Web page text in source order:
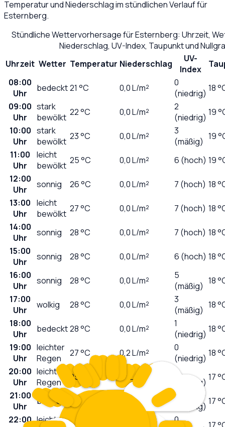
Temperatur und Niederschlag im stündlichen Verlauf für
Esternberg.
Stündliche Wettervorhersage fürEsternberg: Uhrzeit,
Niederschlag, UV-Index, Taupunkt und
Uhrzeit Wetter Temperatur Niederschlag
UV-
Index
08:00
Uhr
bedeckt21 °C 0,0L/m²
0
(niedrig) 18
09:00
Uhr
stark
bewölkt 22°C 0,0L/m²
2
(niedrig) 19
10:00
Uhr
stark
bewölkt 23°C 0,0L/m²
3
(mäßig) 19
11:00
Uhr
leicht
bewölkt 25°C 0,0L/m² 6 (hoch) 19
12:00
Uhr
sonnig 26°C 0,0L/m² 7 (hoch) 18
13:00
Uhr
leicht
bewölkt 27°C 0,0L/m² 7 (hoch) 18
14:00
Uhr
sonnig 28°C 0,0L/m² 7 (hoch) 18
15:00
Uhr
sonnig 28°C 0,0L/m² 6 (hoch) 18
16:00
Uhr
sonnig 28°C 0,0L/m²
5
(mäßig) 18
17:00
Uhr
wolkig 28°C 0,0L/m²
3
(mäßig) 18
18:00
Uhr
bedeckt28°C 0,0L/m²
1
(niedrig) 18
19:00
Uhr
leichter
Regen
27°C 0,2L/m²
0
(niedrig) 18
20:00
Uhr
leichter
Regen
25 0,1 L/m²
0
(niedrig) 17
21:00
Uhr
bedeckt °C L/m²
0
(niedrig) 17
22:00 leichter
0